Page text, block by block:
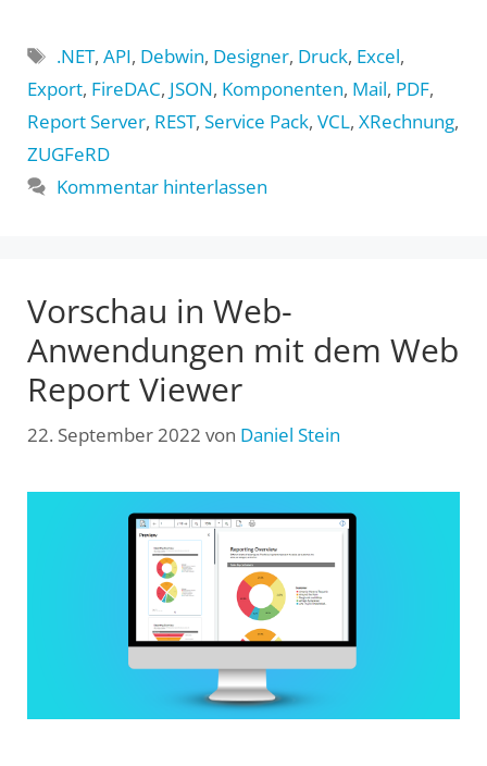
Schlagwörter
.NET,API, Debwin, Designer, Druck, Excel,
Export, FireDAC, JSON, Komponenten, Mail, PDF,
Report Server, REST, Service Pack, VCL, XRechnung,
ZUGFeRD
Kommentar hinterlassen
Vorschau in Web-
Anwendungen mit dem Web
Report Viewer
22. September 2022 von Daniel Stein